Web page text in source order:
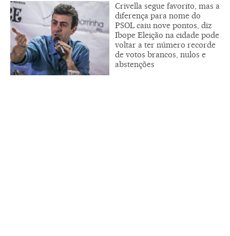
Crivella segue favorito, mas a
diferença para nome do
PSOL caiu nove pontos, diz
Ibope Eleição na cidade pode
voltar a ter número recorde
de votos brancos, nulos e
abstenções